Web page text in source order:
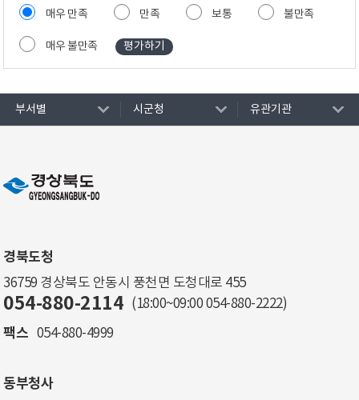
매우 만족 만족 보통 불만족
매우 불만족
부서별 시군청 유관기관
경북도청
36759 경상북도 안동시 풍천면 도청대로 455
054-880-2114 (18:00~09:00 054-880-2222)
팩스 054-880-4999
동부청사